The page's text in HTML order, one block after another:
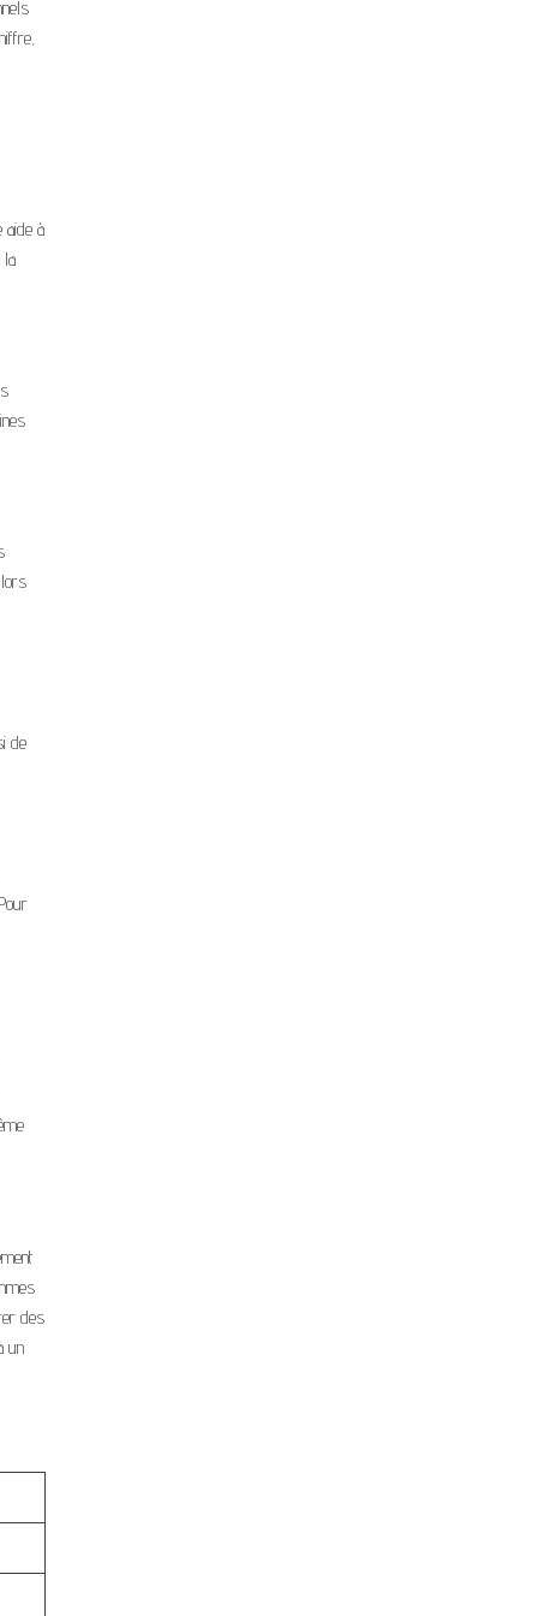
aide à
la
de
des
un